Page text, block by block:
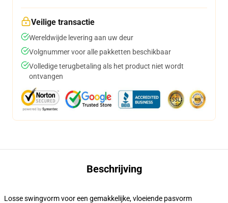
Veilige transactie
Wereldwijde levering aan uw deur
Volgnummer voor alle pakketten beschikbaar
Volledige terugbetaling als het product niet wordt
ontvangen
Beschrijving
Losse swingvorm voor een gemakkelijke, vloeiende pasvorm